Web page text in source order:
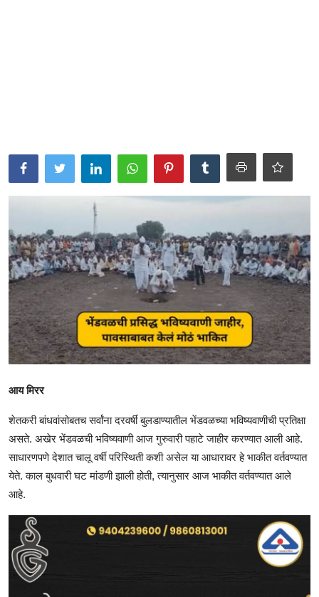
आय मिरर
शेतकरी बांधवांसोबतच सर्वांना दरवर्षी बुलडाण्यातील भेंडवळच्या भविष्यवाणीची प्रतिक्षा
असते. अखेर भेंडवळची भविष्यवाणी आज गुरुवारी पहाटे जाहीर करण्यात आली आहे.
साधारणपणे देशात चालू वर्षी परिस्थिती कशी असेल या आधारावर हे भाकीत वर्तवण्यात
येते. काल बुधवारी घट मांडणी झाली होती, त्यानुसार आज भाकीत वर्तवण्यात आले
आहे.